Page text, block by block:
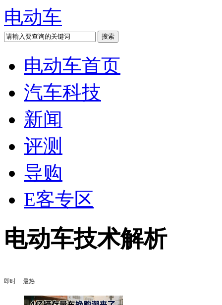
电动车
电动车首页
汽车科技
新闻
评测
导购
E客专区
电动车技术解析
即时 最热